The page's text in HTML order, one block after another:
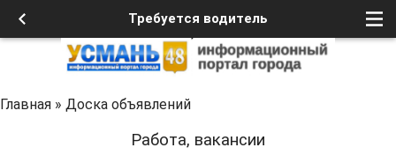
Требуется водитель
Главная » Доска объявлений
Работа, вакансии